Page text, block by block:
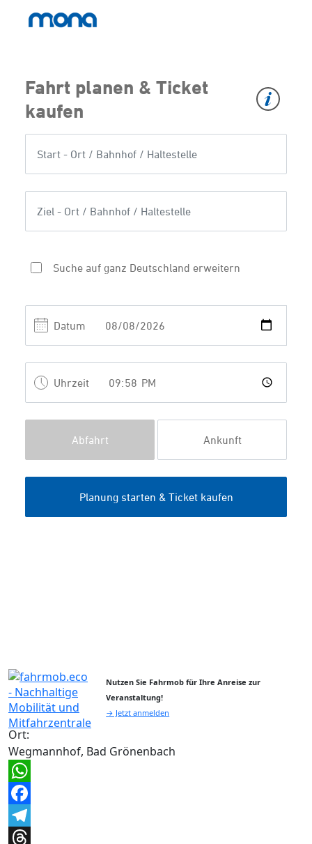
Nutzen Sie Fahrmob für Ihre Anreise zur
Veranstaltung!
→ Jetzt anmelden
Ort:
Wegmannhof, Bad Grönenbach
WhatsApp
Facebook
Telegram